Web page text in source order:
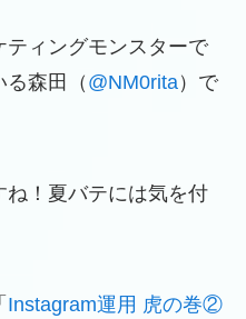
ティングモンスターで
る森田（ @NM0rita）で
！夏バテには気を付
Instagram運用 虎の巻②